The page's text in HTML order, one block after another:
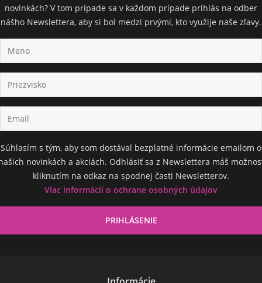
novinkách? V tom prípade sa v každom prípade prihlás na odber
nášho Newslettera, aby si bol medzi prvými, kto využije naše zľavy.
Súhlasím s tým, aby som dostával bezplatné informácie emailom o
novinkách a akciách. Odhlásiť sa z Newslettera máš
kliknutím na odkaz na spodnej časti Newsletterov.
Viac informácií o ochrane osobných údajov